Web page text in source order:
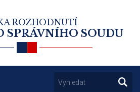
ROZHODNUTÍ
SPRÁVNÍHO SOUDU